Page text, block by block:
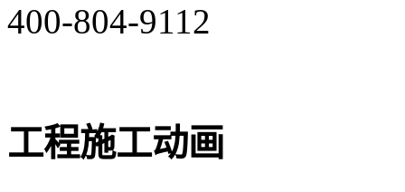
400-804-9112
工程施工动画